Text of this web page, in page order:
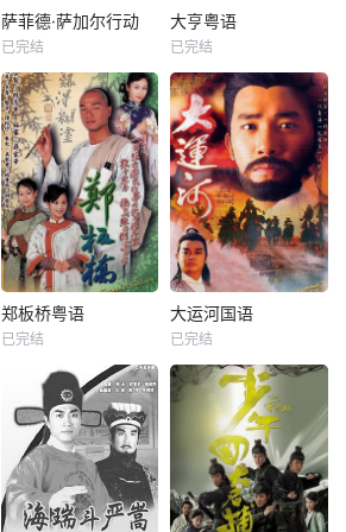
萨菲德·萨加尔行动
已完结
大亨粤语
已完结
郑板桥粤语
已完结
大运河国语
已完结